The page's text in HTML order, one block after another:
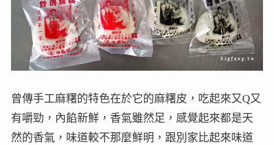
曾傳手工麻糬的特色在於它的麻糬皮，吃起來又Q又
有嚼勁，內餡新鮮，香氣雖然足，感覺起來都是天
然的香氣，味道較不那麼鮮明，跟別家比起來味道